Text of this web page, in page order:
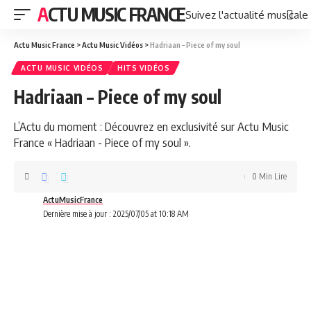
ACTU MUSIC FRANCESuivez l'actualité
Actu Music France >Actu Music Vidéos >Hadriaan – Piece of my soul
ACTU MUSIC VIDÉOS HITS VIDÉOS
Hadriaan – Piece of my soul
L’Actu du moment : Découvrez en exclusivité sur Actu Music
France « Hadriaan - Piece of my soul ».
Dernière mise à jour : 2025/07/05 at 10:18 AM
ActuMusicFrance
0 Min Lire